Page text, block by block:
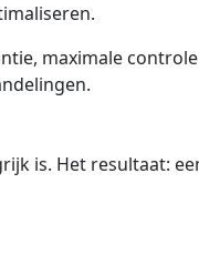
maximale
is. Het resultaat: